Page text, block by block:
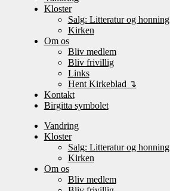
Kloster
Salg: Litteratur og honning
Kirken
Om os
Bliv medlem
Bliv frivillig
Links
Hent Kirkeblad ↴
Kontakt
Birgitta symbolet
Vandring
Kloster
Salg: Litteratur og honning
Kirken
Om os
Bliv medlem